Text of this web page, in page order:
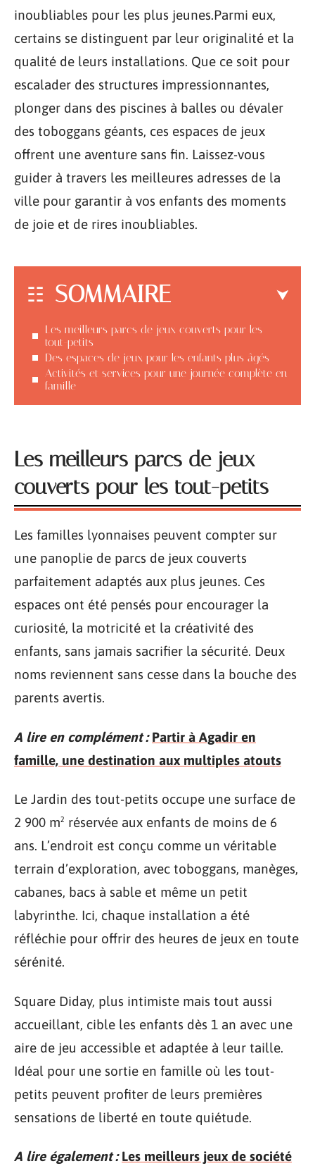
inoubliables pour les plus jeunes.Parmi eux,
certains se distinguent par leur originalité et la
qualité de leurs installations. Que ce soit pour
escalader des structures impressionnantes,
plonger dans des piscines à balles ou dévaler
des toboggans géants, ces espaces de jeux
offrent une aventure sans fin. Laissez-vous
guider à travers les meilleures adresses de la
ville pour garantir à vos enfants des moments
de joie et de rires inoubliables.
SOMMAIRE
Les meilleurs parcs de jeux couverts pour les
tout-petits
Des espaces de jeux pour les enfants plus âgés
Activités et services pour une journée complète en
famille
Les meilleurs parcs de jeux
couverts pour les tout-petits
Les familles lyonnaises peuvent compter sur
une panoplie de parcs de jeux couverts
parfaitement adaptés aux plus jeunes. Ces
espaces ont été pensés pour encourager la
curiosité, la motricité et la créativité des
enfants, sans jamais sacrifier la sécurité. Deux
noms reviennent sans cesse dans la bouche des
parents avertis.
A lire en complément : Partir à Agadir en
famille, une destination aux multiples atouts
Le Jardin des tout-petits occupe une surface de
2 900 m² réservée aux enfants de moins de 6
ans. L’endroit est conçu comme un véritable
terrain d’exploration, avec toboggans, manèges,
cabanes, bacs à sable et même un petit
labyrinthe. Ici, chaque installation a été
réfléchie pour offrir des heures de jeux en toute
sérénité.
Square Diday, plus intimiste mais tout aussi
accueillant, cible les enfants dès 1 an avec une
aire de jeu accessible et adaptée à leur taille.
Idéal pour une sortie en famille où les tout-
petits peuvent profiter de leurs premières
sensations de liberté en toute quiétude.
A lire également : Les meilleurs jeux de société